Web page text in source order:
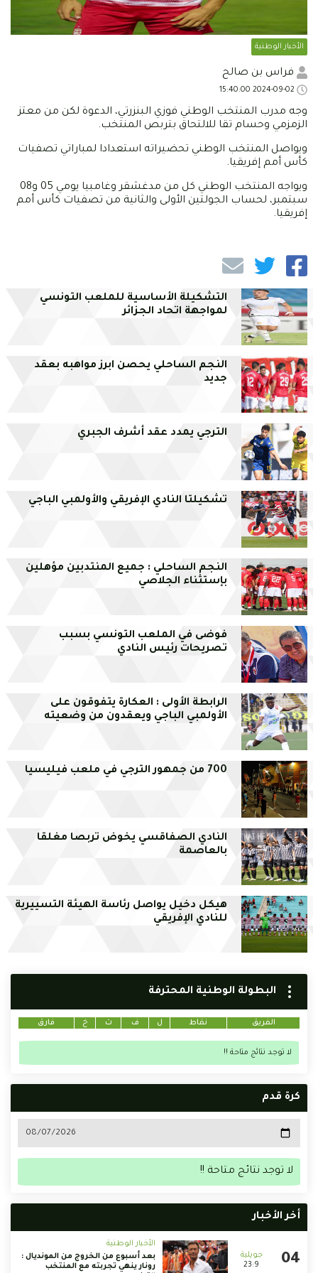
الأخبار الوطنية
فراس بن صالح
وجه مدرب المنتخب الوطني فوزي البنزرتي، الدعوة لكن من معتز
الزمزمي وحسام تقا للالتحاق بتربص المنتخب.
ويواصل المنتخب الوطني تحضيراته استعدادا لمباراتي تصفيات
كأس أمم إفريقيا.
ويواجه المنتخب الوطني كل من مدغشقر وغامبيا يومي 05 و08
سبتمبر، لحساب الجولتين الأولى والثانية من تصفيات كأس أمم
إفريقيا.
التشكيلة الأساسية للملعب التونسي
لمواجهة اتحاد الجزائر
النجم الساحلي يحصن ابرز مواهبه بعقد
جديد
الترجي يمدد عقد أشرف الجبري
تشكيلتا النادي الإفريقي والأولمبي الباجي
النجم الساحلي : جميع المنتدبين مؤهلين
بإستثناء الجلاصي
فوضى في الملعب التونسي بسبب
تصريحات رئيس النادي
الرابطة الأولى : العكارة يتفوقون على
الأولمبي الباجي ويعقدون من وضعيته
700 من جمهور الترجي في ملعب فيليسيا
النادي الصفاقسي يخوض تربصا مغلقا
بالعاصمة
هيكل دخيل يواصل رئاسة الهيئة التسييرية
للنادي الإفريقي
البطولة الوطنية المحترفة
الفريق نقاط ل ف ت خ فارق
لا توجد نتائج متاحة !!
كرة قدم
لا توجد نتائج متاحة !!
أخر الأخبار
23:9
الأخبار الوطنية
بعد أسبوع من الخروج من المونديال :
رونار ينهي تجربته مع المنتخب